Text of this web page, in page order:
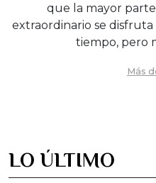
que la mayor
extraordinario se disfruta
tiempo, pero
Más
LO ÚLTIMO